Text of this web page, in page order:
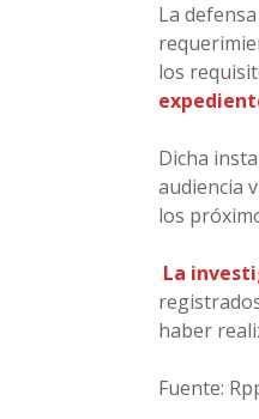
La
los
Dicha
audiencia
los
La
haber
Fuente: